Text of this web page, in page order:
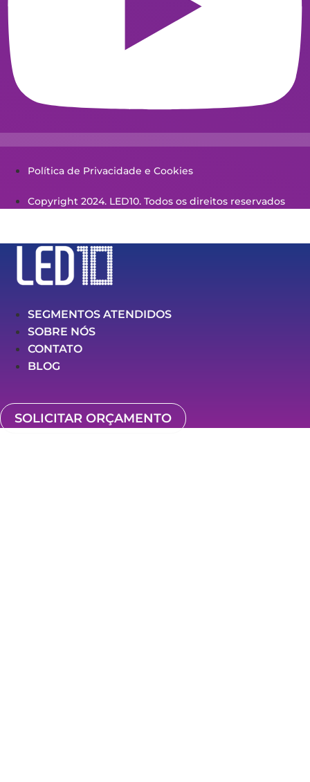
Política de Privacidade e Cookies
Copyright 2024. LED10. Todos os direitos reservados
SEGMENTOS ATENDIDOS
SOBRE NÓS
CONTATO
BLOG
SOLICITAR ORÇAMENTO